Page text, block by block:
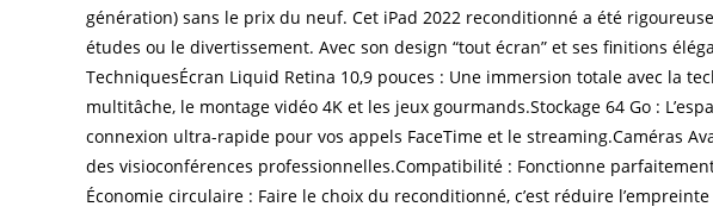
génération) sans le prix du neuf. Cet iPad 2022 reconditionné a été
études ou le divertissement. Avec son design “tout écran” et ses finitions
TechniquesÉcran Liquid Retina 10,9 pouces : Une immersion totale avec la
multitâche, le montage vidéo 4K et les jeux gourmands.Stockage 64 Go :
connexion ultra-rapide pour vos appels FaceTime et le streaming.Caméras
des visioconférences professionnelles.Compatibilité : Fonctionne
Économie circulaire : Faire le choix du reconditionné, c’est réduire